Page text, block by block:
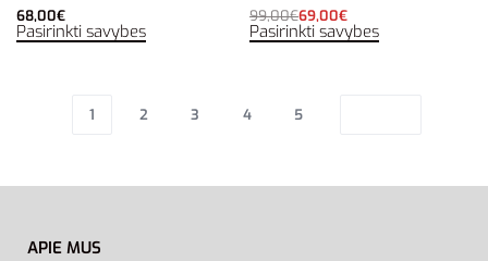
68,00€
Pasirinkti savybes
99,00€69,00€
Pasirinkti savybes
1 2 3 4 5
APIE MUS